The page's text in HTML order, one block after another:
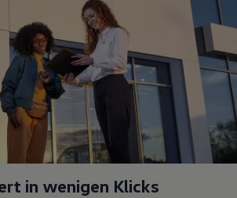
in wenigen Klicks